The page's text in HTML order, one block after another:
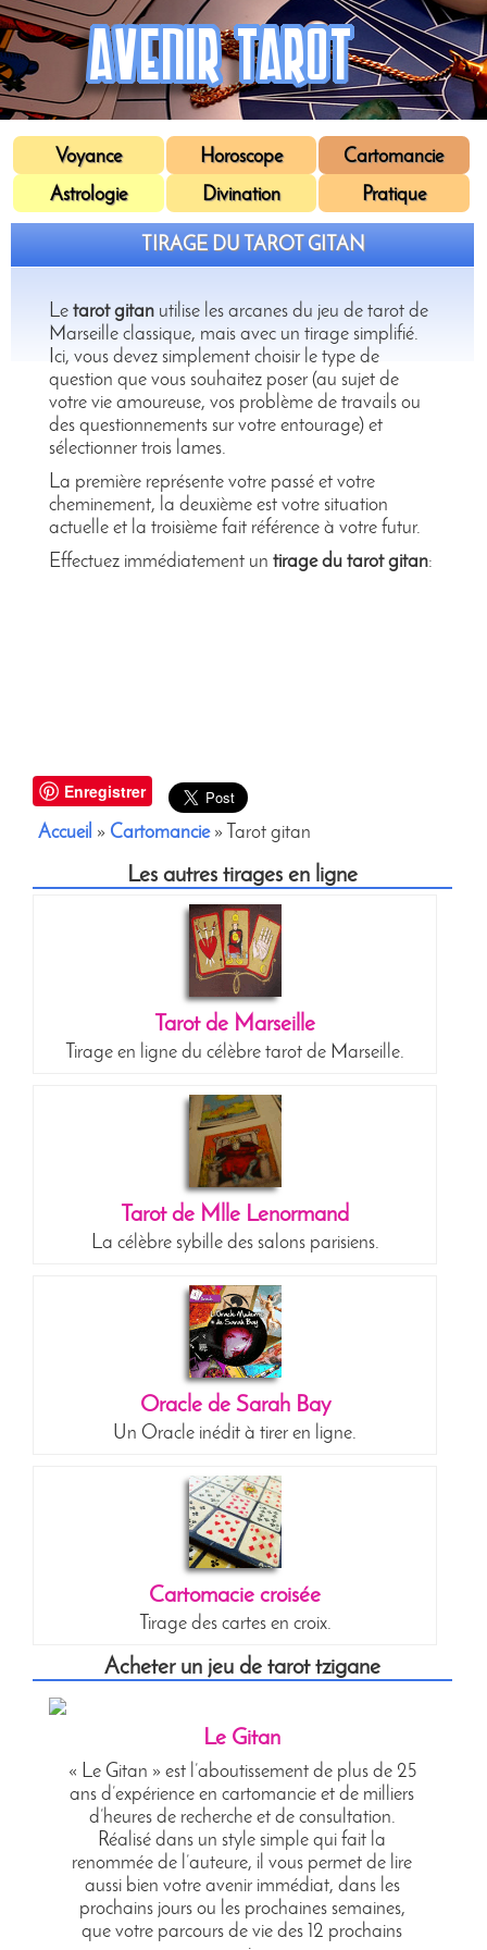
Voyance Horoscope
Cartomancie
Astrologie
Divination Pratique
TIRAGE DU TAROT GITAN
Le tarot gitan utilise les arcanes du jeu de tarot de
Marseille classique, mais avec un tirage simplifié.
Ici, vous devez simplement choisir le type de
question que vous souhaitez poser (au sujet de
votre vie amoureuse, vos problème de travails ou
des questionnements sur votre entourage) et
sélectionner trois lames.
La première représente votre passé et votre
cheminement, la deuxième est votre situation
actuelle et la troisième fait référence à votre futur.
Effectuez immédiatement un tirage du tarot gitan:
Enregistrer
Accueil » Cartomancie» Tarot gitan
Les autres tirages en ligne
Tarot de Marseille
Tirage en ligne du célèbre tarot de Marseille.
Tarot de Mlle Lenormand
La célèbre sybille des salons parisiens.
Oracle de Sarah Bay
Un Oracle inédit à tirer en ligne.
Cartomacie croisée
Tirage des cartes en croix.
Acheter un jeu de tarot tzigane
Le Gitan
« Le Gitan » est l’aboutissement de plus de 25
ans d’expérience en cartomancie et de milliers
d’heures de recherche et de consultation.
Réalisé dans un style simple qui fait la
renommée de l’auteure, il vous permet de lire
aussi bien votre avenir immédiat, dans les
prochains jours ou les prochaines semaines,
que votre parcours de vie des 12 prochains